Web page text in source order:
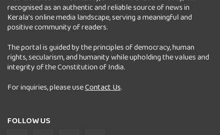
recognised as an authentic and reliable source of news in
Kerala’s online media landscape, serving a meaningful and
positive community of readers.
The portal is guided by the principles of democracy, human
rights, secularism, and humanity while upholding the values and
integrity of the Constitution of India.
For inquiries, please useContact Us.
FOLLOW US